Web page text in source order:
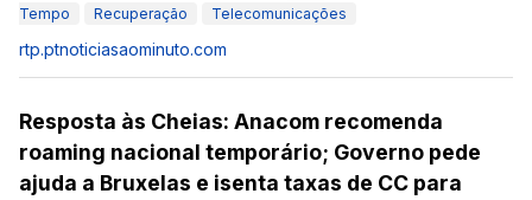
Tempo
Recuperação Telecomunicações
rtp.ptnoticiasaominuto.com
Resposta às Cheias: Anacom recomenda
roaming nacional temporário; Governo pede
ajuda a Bruxelas e isenta taxas de CC para